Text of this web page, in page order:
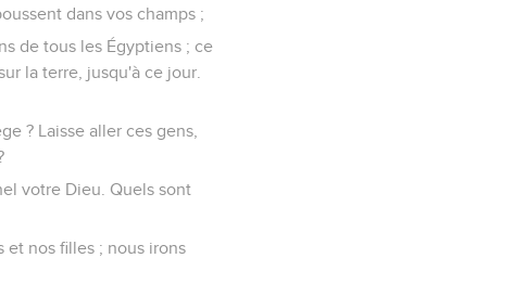
dans vos champs ;
de tous les Égyptiens ; ce
la terre, jusqu'à ce jour.
? Laisse aller ces gens,
votre Dieu. Quels sont
et nos filles ; nous irons